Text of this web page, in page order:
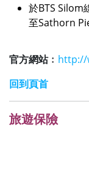
於BTS Silom
至Sathorn
官方網站﹕ http://
回到頁首
旅遊保險